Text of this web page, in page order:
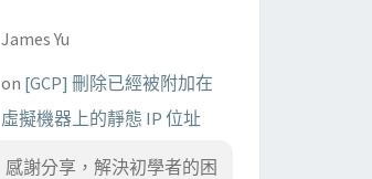
James Yu
on [GCP] 刪除已經被附加在
虛擬機器上的靜態 IP 位址
感謝分享，解決初學者的困